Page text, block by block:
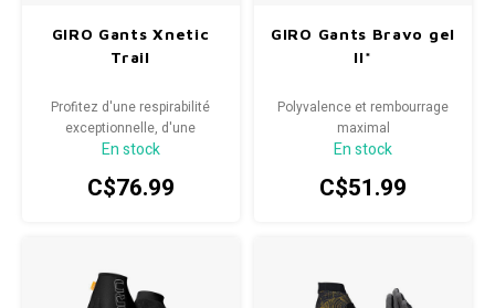
GIRO Gants Xnetic
Trail
Profitez d'une respirabilité
exceptionnelle, d'une
technologie moderne et d'un
sentiers à venir avec le gant
En stock
C$76.99
GIRO Gants Bravo gel
II*
Polyvalence et rembourrage
maximal
En stock
C$51.99